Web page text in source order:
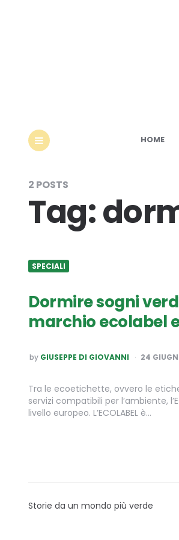
HOME
2 POSTS
Tag:
SPECIALI
Dormire sogni
marchio ecolabel
POSTED
BY
by GIUSEPPE DI GIOVANNI 24
Tra le ecoetichette, ovvero le
servizi compatibili per l’ambiente,
livello europeo. L’ECOLABEL è…
Storie da un mondo più verde